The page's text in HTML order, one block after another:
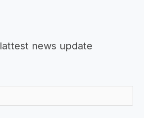
news update